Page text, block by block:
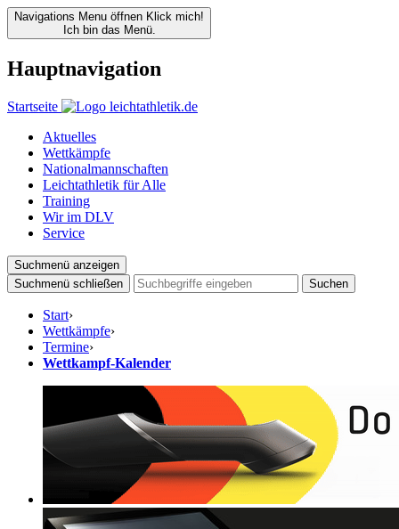
Navigations Menu öffnen Klick mich!
Ich bin das Menü.
Hauptnavigation
Startseite
Aktuelles
Wettkämpfe
Nationalmannschaften
Leichtathletik für Alle
Training
Wir im DLV
Service
Suchmenü anzeigen
Suchmenü schließen
Suchen
Start›
Wettkämpfe›
Termine›
Wettkampf-Kalender